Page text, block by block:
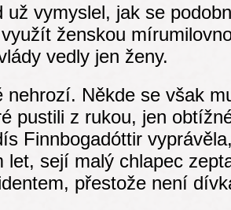
už vymyslel, jak se
ženskou
vedly jen ženy.
nehrozí. Někde se však
pustili z rukou, jen
Finnbogadóttir
let, sejí malý chlapec
přestože není